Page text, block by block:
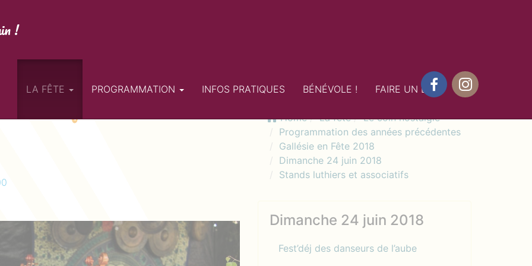
!
LA FÊTE PROGRAMMATION INFOS PRATIQUES BÉNÉVOLE !
FAIRE UN DON
Home La fête
Le coin nostalgie
Programmation des années précédentes
Gallésie en Fête 2018
Dimanche 24 juin 2018
Stands luthiers et associatifs
Dimanche 24 juin 2018
Fest’déj des danseurs de l’aube